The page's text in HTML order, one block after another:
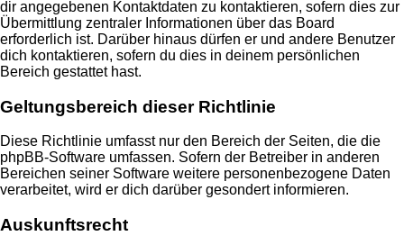
dir angegebenen Kontaktdaten zu kontaktieren, sofern dies zur
Übermittlung zentraler Informationen über das Board
erforderlich ist. Darüber hinaus dürfen er und andere Benutzer
dich kontaktieren, sofern du dies in deinem persönlichen
Bereich gestattet hast.
Geltungsbereich dieser Richtlinie
Diese Richtlinie umfasst nur den Bereich der Seiten, die die
phpBB-Software umfassen. Sofern der Betreiber in anderen
Bereichen seiner Software weitere personenbezogene Daten
verarbeitet, wird er dich darüber gesondert informieren.
Auskunftsrecht